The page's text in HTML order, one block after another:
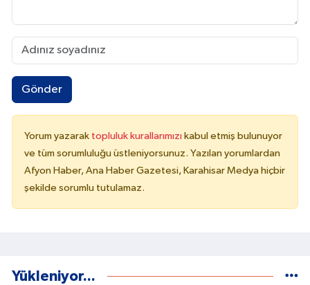
Gönder
Yorum yazarak topluluk kurallarımızı kabul etmiş bulunuyor
ve tüm sorumluluğu üstleniyorsunuz. Yazılan yorumlardan
Afyon Haber, Ana Haber Gazetesi, Karahisar Medya hiçbir
şekilde sorumlu tutulamaz.
Yükleniyor...